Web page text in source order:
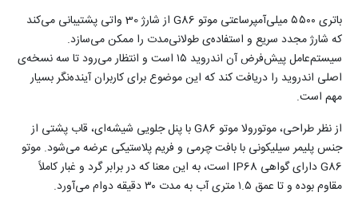
باتری ۵۵۰۰ میلی‌آمپرساعتی موتو G86 از شارژ 30 واتی پشتیبانی می‌کند
که شارژ مجدد سریع و استفاده‌ی طولانی‌مدت را ممکن می‌سازد.
سیستم‌عامل پیش‌فرض آن اندروید ۱۵ است و انتظار می‌رود تا سه نسخه‌ی
اصلی اندروید را دریافت کند که این موضوع برای کاربران آینده‌نگر بسیار
مهم است.
از نظر طراحی، موتورولا موتو G86 با پنل جلویی شیشه‌ای، قاب پشتی از
جنس پلیمر سیلیکونی با بافت چرمی و فریم پلاستیکی عرضه می‌شود. موتو
G86 دارای گواهی IP68 است، به این معنا که در برابر گرد و غبار کاملاً
مقاوم بوده و تا عمق ۱.۵ متری آب به مدت ۳۰ دقیقه دوام می‌آورد.